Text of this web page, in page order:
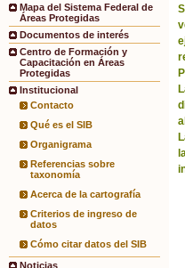
Mapa del Sistema Federal de
Áreas Protegidas
Documentos de interés
Centro de Formación y
Capacitación en Áreas
Protegidas
Institucional
Contacto
Qué es el SIB
Organigrama
Referencias sobre
taxonomía
Acerca de la cartografía
Criterios de ingreso de
datos
Cómo citar datos del SIB
Noticias